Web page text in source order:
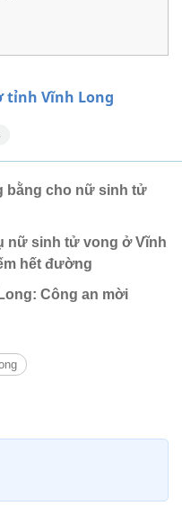
tỉnh Vĩnh Long
bằng cho nữ sinh tử
nữ sinh tử vong ở Vĩnh
hết đường
Công an mời